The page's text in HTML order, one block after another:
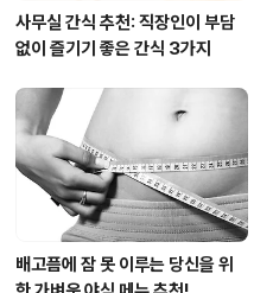
사무실 간식 추천: 직장인이 부담
없이 즐기기 좋은 간식 3가지
배고픔에 잠 못 이루는 당신을 위